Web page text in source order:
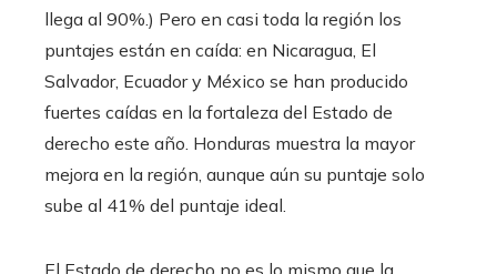
llega al 90%.) Pero en casi toda la región los
puntajes están en caída: en Nicaragua, El
Salvador, Ecuador y México se han producido
fuertes caídas en la fortaleza del Estado de
derecho este año. Honduras muestra la mayor
mejora en la región, aunque aún su puntaje solo
sube al 41% del puntaje ideal.
El Estado de derecho no es lo mismo que la